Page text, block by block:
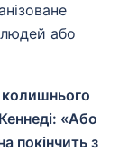
або
колишнього
«Або
покінчить з